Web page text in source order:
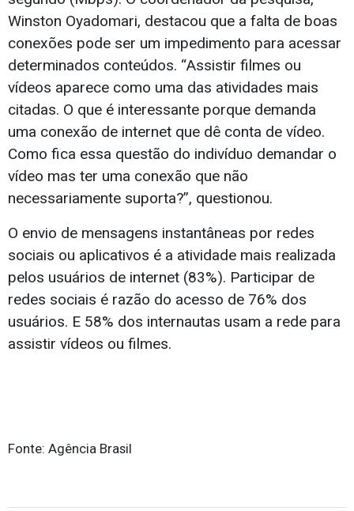
Winston Oyadomari, destacou que a falta de boas
conexões pode ser um impedimento para acessar
determinados conteúdos. “Assistir filmes ou
vídeos aparece como uma das atividades mais
citadas. O que é interessante porque demanda
uma conexão de internet que dê conta de vídeo.
Como fica essa questão do indivíduo demandar o
vídeo mas ter uma conexão que não
necessariamente suporta?”, questionou.
O envio de mensagens instantâneas por redes
sociais ou aplicativos é a atividade mais realizada
pelos usuários de internet (83%). Participar de
redes sociais é razão do acesso de 76% dos
usuários. E 58% dos internautas usam a rede para
assistir vídeos ou filmes.
Fonte: Agência Brasil